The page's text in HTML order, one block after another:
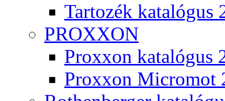
Tartozék katalógus
PROXXON
Proxxon katalógus
Proxxon Micromot